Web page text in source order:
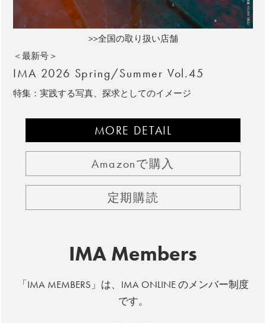
>>全国の取り扱い店舗
＜最新号＞
IMA 2026 Spring/Summer Vol.45
特集：実践する写真、探求としてのイメージ
MORE DETAIL
Amazonで購入
定期購読
IMA Members
「IMA MEMBERS」は、IMA ONLINE のメンバー制度
です。